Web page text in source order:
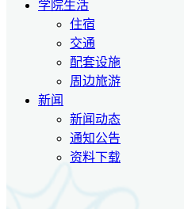
学院生活
住宿
交通
配套设施
周边旅游
新闻
新闻动态
通知公告
资料下载